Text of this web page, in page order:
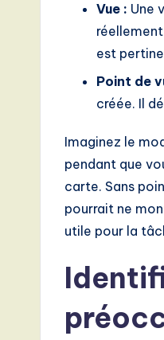
Vue : Une
est
Point de
créée. Il
Imaginez le
pendant que
carte. Sans
pourrait ne
utile pour la